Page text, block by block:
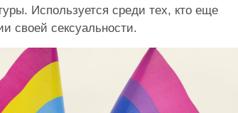
Используется среди тех, кто еще
своей сексуальности.